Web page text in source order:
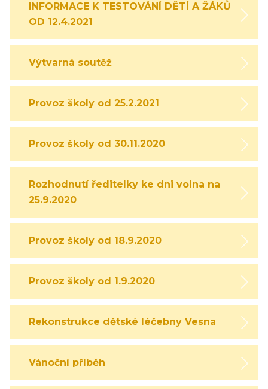
INFORMACE K TESTOVÁNÍ DĚTÍ A ŽÁKŮ
OD 12.4.2021
Výtvarná soutěž
Provoz školy od 25.2.2021
Provoz školy od 30.11.2020
Rozhodnutí ředitelky ke dni volna na
25.9.2020
Provoz školy od 18.9.2020
Provoz školy od 1.9.2020
Rekonstrukce dětské léčebny Vesna
Vánoční příběh